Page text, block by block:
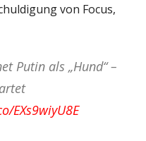
von Focus,
Putin als „Hund“ –
EXs9wiyU8E